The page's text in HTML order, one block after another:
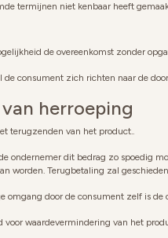
termijnen niet kenbaar heeft
de overeenkomst zonder
consument zich richten naar de
herroeping
terugzenden van het product..
ondernemer dit bedrag zo spoedig
worden. Terugbetaling zal
door de consument zelf is
voor waardevermindering van het